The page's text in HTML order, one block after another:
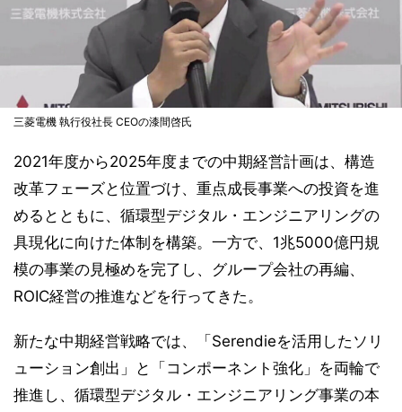
三菱電機 執行役社長 CEOの漆間啓氏
2021年度から2025年度までの中期経営計画は、構造
改革フェーズと位置づけ、重点成長事業への投資を進
めるとともに、循環型デジタル・エンジニアリングの
具現化に向けた体制を構築。一方で、1兆5000億円規
模の事業の見極めを完了し、グループ会社の再編、
ROIC経営の推進などを行ってきた。
新たな中期経営戦略では、「Serendieを活用したソリ
ューション創出」と「コンポーネント強化」を両輪で
推進し、循環型デジタル・エンジニアリング事業の本